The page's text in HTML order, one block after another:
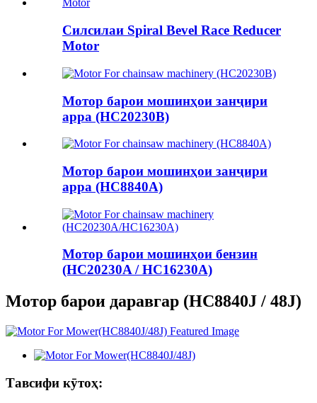
Силсилаи Spiral Bevel Race Reducer
Motor
Мотор барои мошинҳои занҷири
арра (HC20230B)
Мотор барои мошинҳои занҷири
арра (HC8840A)
Мотор барои мошинҳои бензин
(HC20230A / HC16230A)
Мотор барои даравгар (HC8840J / 48J)
Тавсифи кӯтоҳ: